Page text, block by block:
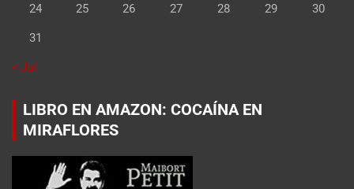
24 25 26 27 28 29 30
31
« Jul
LIBRO EN AMAZON: COCAÍNA EN
MIRAFLORES